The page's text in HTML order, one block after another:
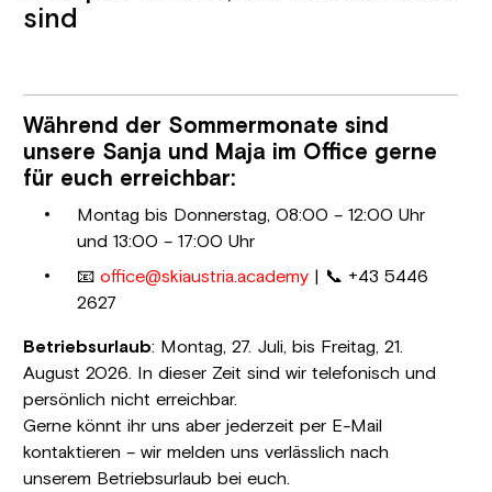
sind
Während der Sommermonate sind
unsere Sanja und Maja im Office gerne
für euch erreichbar:
Montag bis Donnerstag, 08:00 – 12:00 Uhr
und 13:00 – 17:00 Uhr
📧 office@skiaustria.academy | 📞 +43 5446
2627
Betriebsurlaub: Montag, 27. Juli, bis Freitag, 21.
August 2026. In dieser Zeit sind wir telefonisch und
persönlich nicht erreichbar.
Gerne könnt ihr uns aber jederzeit per E-Mail
kontaktieren – wir melden uns verlässlich nach
unserem Betriebsurlaub bei euch.